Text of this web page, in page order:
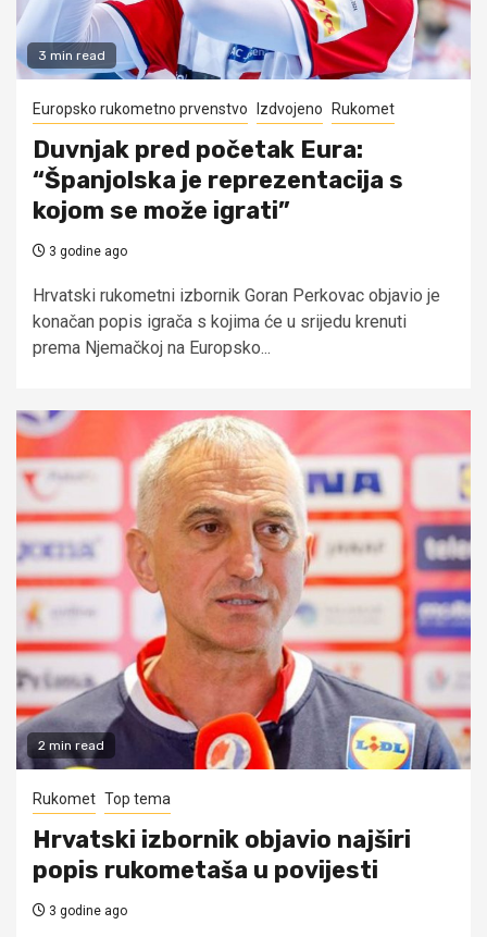
3 min read
Europsko rukometno prvenstvo Izdvojeno Rukomet
Duvnjak pred početak Eura:
“Španjolska je reprezentacija s
kojom se može igrati”
3 godine ago
Hrvatski rukometni izbornik Goran Perkovac objavio je
konačan popis igrača s kojima će u srijedu krenuti
prema Njemačkoj na Europsko...
2 min read
Rukomet Top tema
Hrvatski izbornik objavio najširi
popis rukometaša u povijesti
3 godine ago